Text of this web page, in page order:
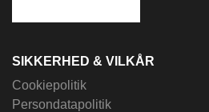
SIKKERHED & VILKÅR
Cookiepolitik
Persondatapolitik